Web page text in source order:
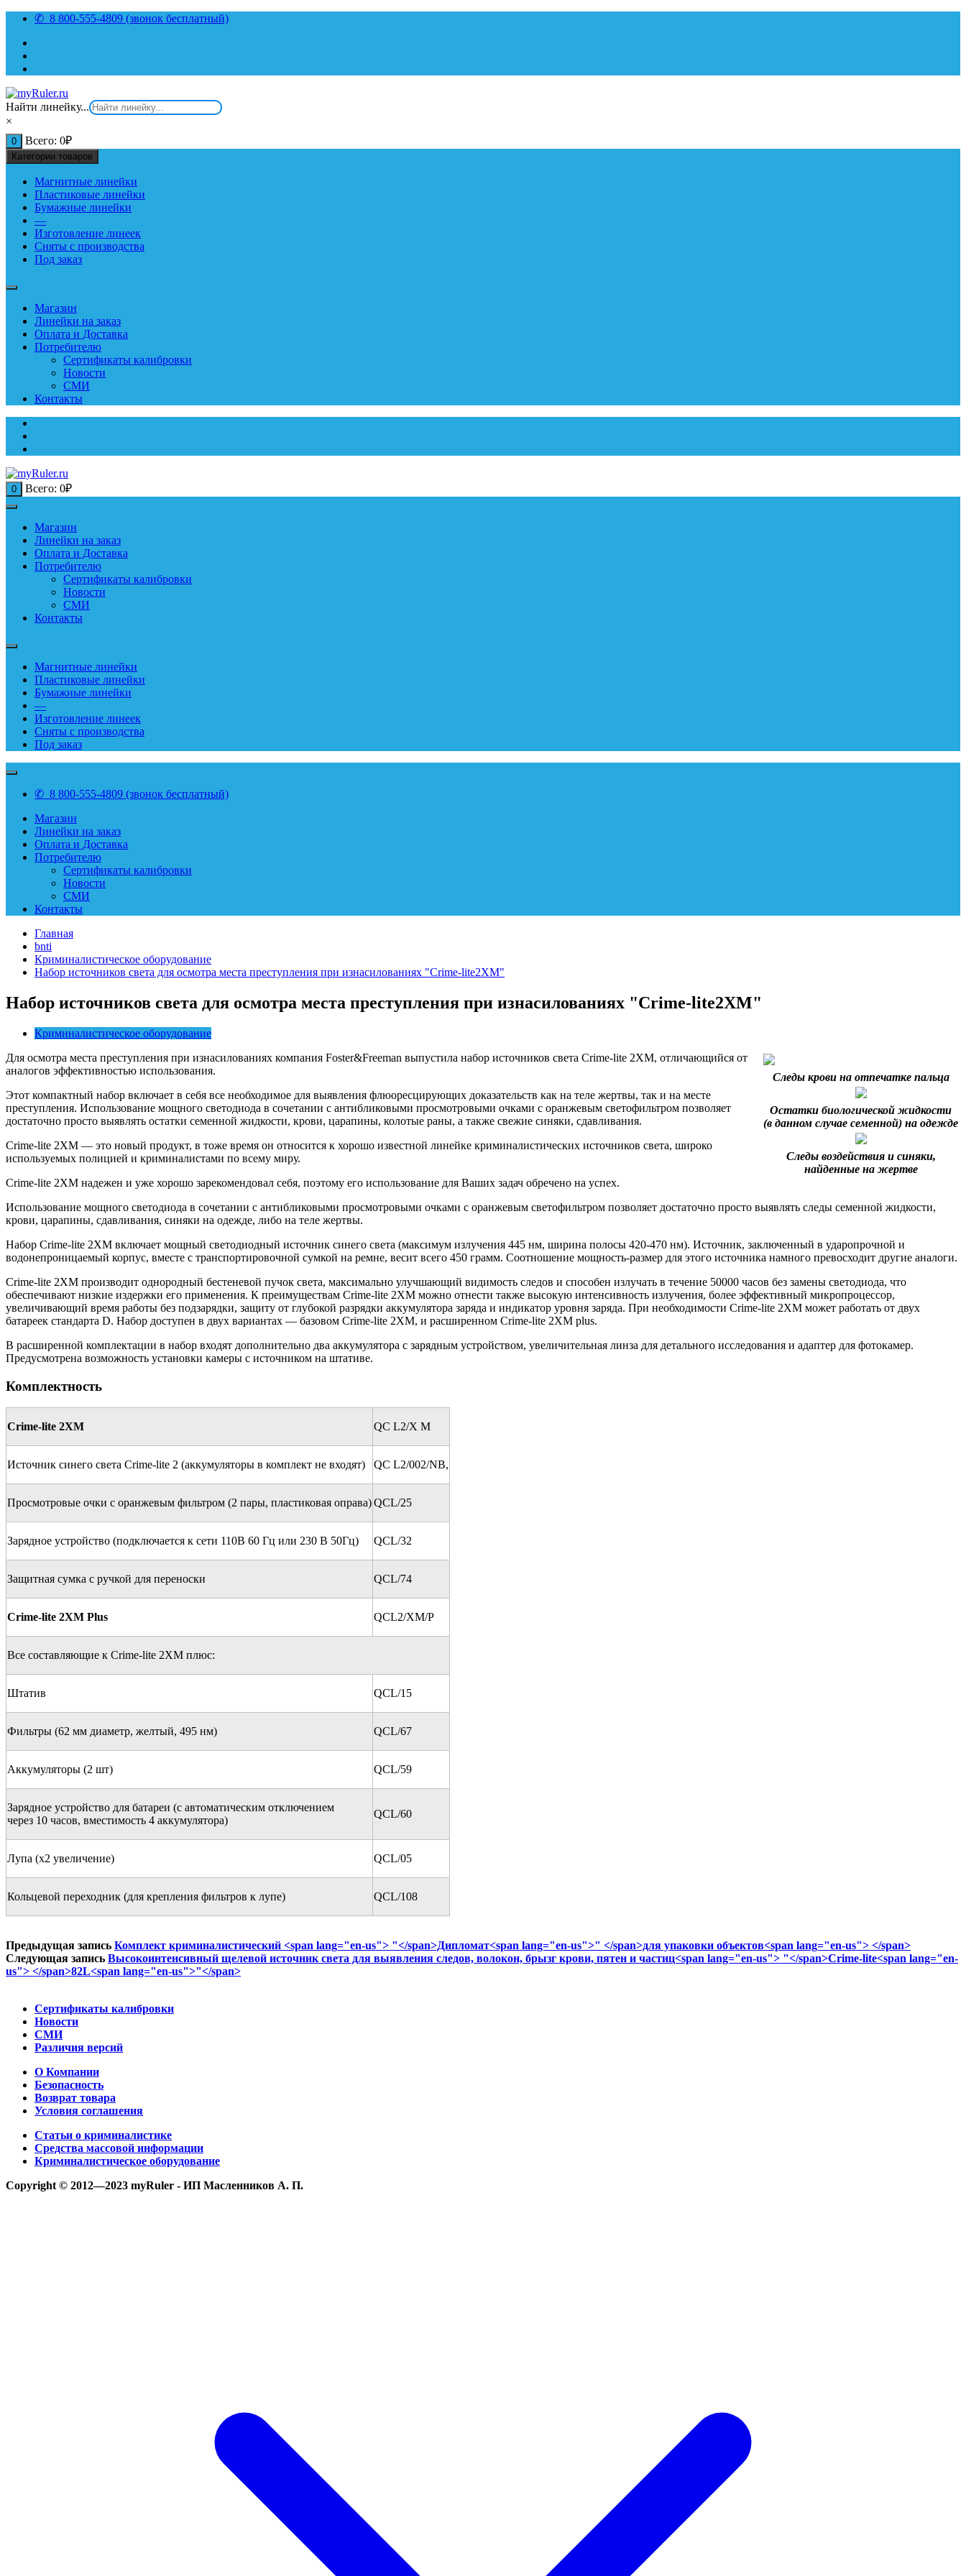
Перейти
содержимому
✆ 8 800-555-4809 (звонок бесплатный)
Найти линейку...
×
0 Всего: 0₽
Категории товаров
Магнитные линейки
Пластиковые линейки
Бумажные линейки
—
Изготовление линеек
Сняты с производства
Под заказ
Магазин
Линейки на заказ
Оплата и Доставка
Потребителю
Сертификаты калибровки
Новости
СМИ
Контакты
0 Всего: 0₽
Магазин
Линейки на заказ
Оплата и Доставка
Потребителю
Сертификаты калибровки
Новости
СМИ
Контакты
Магнитные линейки
Пластиковые линейки
Бумажные линейки
—
Изготовление линеек
Сняты с производства
Под заказ
✆ 8 800-555-4809 (звонок бесплатный)
Магазин
Линейки на заказ
Оплата и Доставка
Потребителю
Сертификаты калибровки
Новости
СМИ
Контакты
Главная
bnti
Криминалистическое оборудование
Набор источников света для осмотра места преступления при изнасилованиях "Crime-lite2XM"
Набор источников света для осмотра места преступления при изнасилованиях "Crime-lite2XM"
Криминалистическое оборудование
Следы крови на отпечатке пальца
Остатки биологической жидкости
(в данном случае семенной) на одежде
Следы воздействия и синяки,
найденные на жертве
Для осмотра места преступления при изнасилованиях компания Foster&Freeman выпустила набор источников света Crime-lite 2XM, отличающийся от
аналогов эффективностью использования.
Этот компактный набор включает в себя все необходимое для выявления флюоресцирующих доказательств как на теле жертвы, так и на месте
преступления. Использование мощного светодиода в сочетании с антибликовыми просмотровыми очками с оранжевым светофильтром позволяет
достаточно просто выявлять остатки семенной жидкости, крови, царапины, колотые раны, а также свежие синяки, сдавливания.
Crime-lite 2XM — это новый продукт, в тоже время он относится к хорошо известной линейке криминалистических источников света, широко
используемых полицией и криминалистами по всему миру.
Crime-lite 2XM надежен и уже хорошо зарекомендовал себя, поэтому его использование для Ваших задач обречено на успех.
Использование мощного светодиода в сочетании с антибликовыми просмотровыми очками с оранжевым светофильтром позволяет достаточно просто выявлять следы семенной жидкости,
крови, царапины, сдавливания, синяки на одежде, либо на теле жертвы.
Набор Crime-lite 2XM включает мощный светодиодный источник синего света (максимум излучения 445 нм, ширина полосы 420-470 нм). Источник, заключенный в ударопрочной и
водонепроницаемый корпус, вместе с транспортировочной сумкой на ремне, весит всего 450 грамм. Соотношение мощность-размер для этого источника намного превосходит другие аналоги.
Crime-lite 2XM производит однородный бестеневой пучок света, максимально улучшающий видимость следов и способен излучать в течение 50000 часов без замены светодиода, что
обеспечивают низкие издержки его применения. К преимуществам Crime-lite 2XM можно отнести также высокую интенсивность излучения, более эффективный микропроцессор,
увеличивающий время работы без подзарядки, защиту от глубокой разрядки аккумулятора заряда и индикатор уровня заряда. При необходимости Crime-lite 2XM может работать от двух
батареек стандарта D. Набор доступен в двух вариантах — базовом Crime-lite 2XM, и расширенном Crime-lite 2XM plus.
В расширенной комплектации в набор входят дополнительно два аккумулятора с зарядным устройством, увеличительная линза для детального исследования и адаптер для фотокамер.
Предусмотрена возможность установки камеры с источником на штативе.
Комплектность
Crime-lite 2XM QC L2/X M
Источник синего света Crime-lite 2 (аккумуляторы в комплект не входят) QC L2/002/NB,
Просмотровые очки с оранжевым фильтром (2 пары, пластиковая оправа)QCL/25
Зарядное устройство (подключается к сети 110В 60 Гц или 230 В 50Гц) QCL/32
Защитная сумка с ручкой для переноски QCL/74
Crime-lite 2XM Plus QCL2/XM/P
Все составляющие к Crime-lite 2XM плюс:
Штатив QCL/15
Фильтры (62 мм диаметр, желтый, 495 нм) QCL/67
Аккумуляторы (2 шт) QCL/59
Зарядное устройство для батареи (с автоматическим отключением
через 10 часов, вместимость 4 аккумулятора)
QCL/60
Лупа (x2 увеличение) QCL/05
Кольцевой переходник (для крепления фильтров к лупе) QCL/108
Предыдущая запись Комплект криминалистический <span lang="en-us"> "</span>Дипломат<span lang="en-us">" </span>для упаковки объектов<span lang="en-us"> </span>
Следующая запись Высокоинтенсивный щелевой источник света для выявления следов, волокон, брызг крови, пятен и частиц<span lang="en-us"> "</span>Crime-lite<span lang="en-
us"> </span>82L<span lang="en-us">"</span>
Сертификаты калибровки
Новости
СМИ
Различия версий
О Компании
Безопасность
Возврат товара
Условия соглашения
Статьи о криминалистике
Средства массовой информации
Криминалистическое оборудование
Copyright © 2012—2023 myRuler - ИП Масленников А. П.